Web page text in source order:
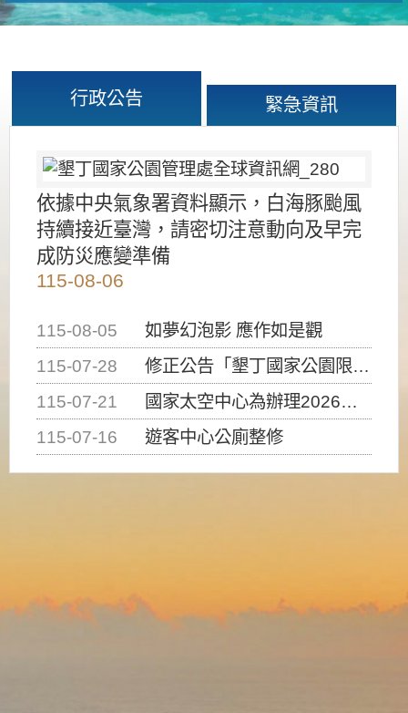
行政公告 緊急資訊
依據中央氣象署資料顯示，白海豚颱風
持續接近臺灣，請密切注意動向及早完
成防災應變準備
115-08-06
115-08-05
如夢幻泡影 應作如是觀
115-07-28
修正公告「墾丁國家公園限制水域遊憩活動之種類、範圍、時間及行為」，自即日生效。
115-07-21
國家太空中心為辦理2026台灣盃火箭競賽，陸、海、空域警戒及協調相關事宜，因颱風備案事宜
115-07-16
遊客中心公廁整修